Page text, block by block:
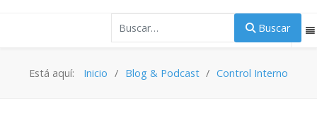
Buscar
Está aquí: Inicio Blog & Podcast Control Interno